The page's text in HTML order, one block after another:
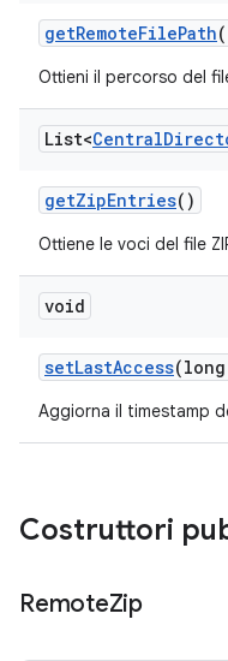
getRemoteFilePath
Ottieni il percorso del
List<Central
getZipEntries()
Ottiene le voci del file
void
setLastAccess(long
Aggiorna il timestamp
Costruttori
RemoteZip